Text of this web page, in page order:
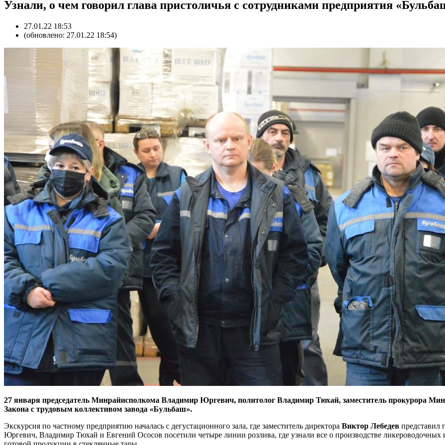
Узнали, о чем говорил глава пристоличья с сотрудниками предприятия
27.01.22 18:53
(обновлено: 27.01.22 18:54)
27 января председатель Минрайисполкома Владимир Юргевич, политолог Владимир Тюхай, заместитель прокурора
Закона с трудовым коллективом завода «Бульбаш».
Экскурсия по частному предприятию началась с дегустационного зала, где заместитель директора Виктор Лебедев представил
Юргевич, Владимир Тюхай и Евгений Ососов посетили четыре линии розлива, где узнали все о производстве ликероводочных